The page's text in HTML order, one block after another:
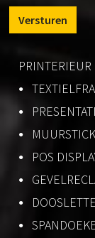
PRINTERIEUR
POS